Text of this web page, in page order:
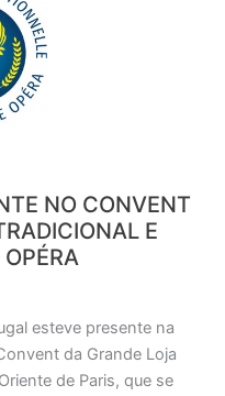
NO CONVENT
E
esteve presente na
da Grande Loja
de Paris, que se